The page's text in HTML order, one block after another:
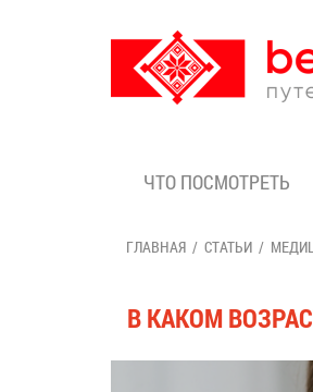
ЧТО ПОСМОТРЕТЬ
ГЛАВНАЯ СТАТЬИ
В КАКОМ